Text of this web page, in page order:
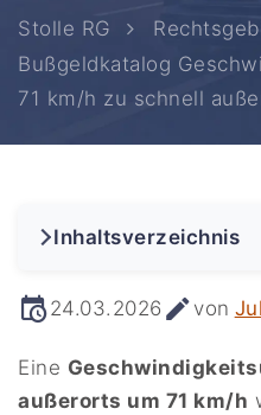
Stolle RG
Bußgeldkatalog
71 km/h zu schnell
24.03.2026 von
Eine
außerorts um 71 km/h
Inhaltsverzeichnis